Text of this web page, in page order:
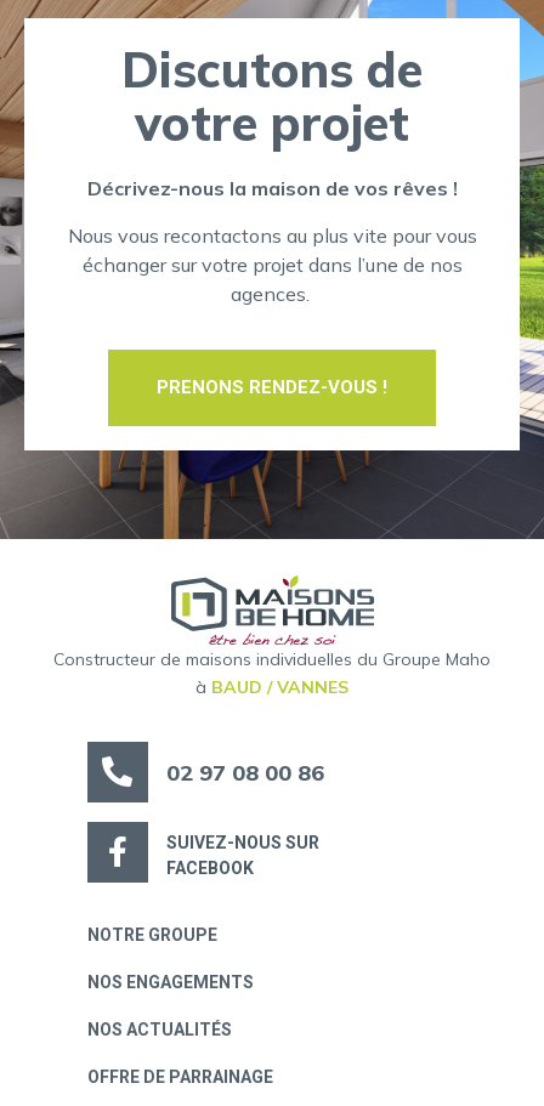
Discutons de
votre projet
Décrivez-nous la maison de vos rêves !
Nous vous recontactons au plus vite pour vous
échanger sur votre projet dans l’une de nos
agences.
PRENONS RENDEZ-VOUS !
Constructeur de maisons individuelles du Groupe Maho
à BAUD / VANNES
02 97 08 00 86
SUIVEZ-NOUS SUR
FACEBOOK
NOTRE GROUPE
NOS ENGAGEMENTS
NOS ACTUALITÉS
OFFRE DE PARRAINAGE